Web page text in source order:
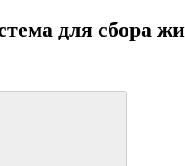
для сбора